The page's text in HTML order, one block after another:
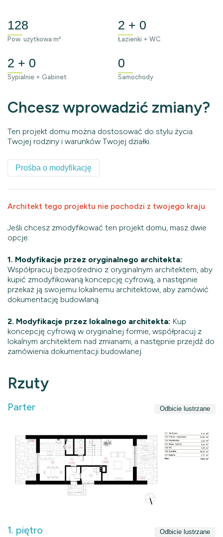
128
Pow. użytkowa m²
2 + 0
Łazienki + WC
2 + 0
Sypialnie + Gabinet
0
Samochody
Chcesz wprowadzić zmiany?
Ten projekt domu można dostosować do stylu życia
Twojej rodziny i warunków Twojej działki.
Prośba o modyfikację
Architekt tego projektu nie pochodzi z twojego kraju.
Jeśli chcesz zmodyfikować ten projekt domu, masz dwie
opcje:
1. Modyfikacje przez oryginalnego architekta:
Współpracuj bezpośrednio z oryginalnym architektem, aby
kupić zmodyfikowaną koncepcję cyfrową, a następnie
przekaż ją swojemu lokalnemu architektowi, aby zamówić
dokumentację budowlaną.
2. Modyfikacje przez lokalnego architekta: Kup
koncepcję cyfrową w oryginalnej formie, współpracuj z
lokalnym architektem nad zmianami, a następnie przejdź do
zamówienia dokumentacji budowlanej.
Rzuty
Parter Odbicie lustrzane
1. piętro Odbicie lustrzane